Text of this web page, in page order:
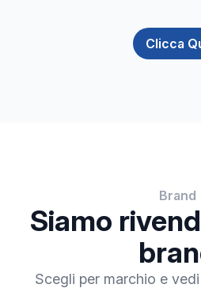
Clicca
Brand
Siamo
Scegli per marchio e